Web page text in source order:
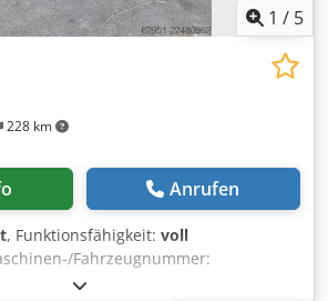
Steckdose
1 / 5
228 km
Anrufen
, Funktionsfähigkeit: voll
Fahrzeugnummer:
2009, Betriebsstunden: